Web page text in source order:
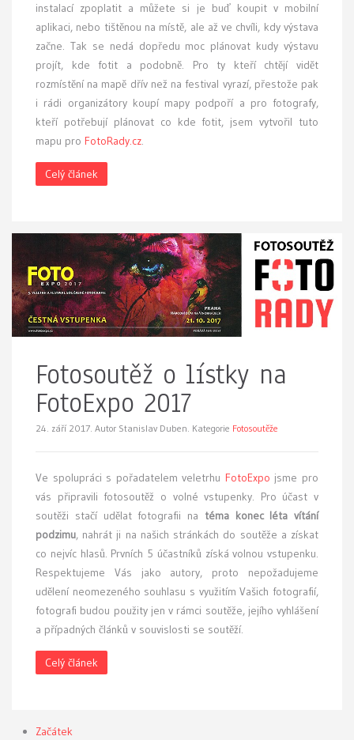
instalací zpoplatit a můžete si je buď koupit v mobilní
aplikaci, nebo tištěnou na místě, ale až ve chvíli, kdy výstava
začne. Tak se nedá dopředu moc plánovat kudy výstavu
projít, kde fotit a podobně. Pro ty kteří chtějí vidět
rozmístění na mapě dřív než na festival vyrazí, přestože pak
i rádi organizátory koupí mapy podpoří a pro fotografy,
kteří potřebují plánovat co kde fotit, jsem vytvořil tuto
mapu pro FotoRady.cz.
Celý článek
Fotosoutěž o lístky na
FotoExpo 2017
24. září 2017. Autor Stanislav Duben. Kategorie Fotosoutěže
Ve spolupráci s pořadatelem veletrhu FotoExpo jsme pro
vás připravili fotosoutěž o volné vstupenky. Pro účast v
soutěži stačí udělat fotografii na téma konec léta vítání
podzimu, nahrát ji na našich stránkách do soutěže a získat
co nejvíc hlasů. Prvních 5 účastníků získá volnou vstupenku.
Respektujeme Vás jako autory, proto nepožadujeme
udělení neomezeného souhlasu s využitím Vašich fotografií,
fotografi budou použity jen v rámci soutěže, jejího vyhlášení
a případných článků v souvislosti se soutěží.
Celý článek
Začátek